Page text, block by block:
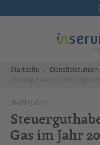
Startseite Dienstleistungen
06/03/2023
Gas im Jahr